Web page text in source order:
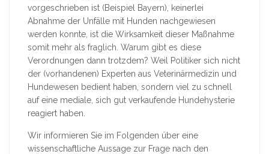
vorgeschrieben ist (Beispiel Bayern), keinerlei
Abnahme der Unfälle mit Hunden nachgewiesen
werden konnte, ist die Wirksamkeit dieser Maßnahme
somit mehr als fraglich. Warum gibt es diese
Verordnungen dann trotzdem? Weil Politiker sich nicht
der (vorhandenen) Experten aus Veterinärmedizin und
Hundewesen bedient haben, sondern viel zu schnell
auf eine mediale, sich gut verkaufende Hundehysterie
reagiert haben.
Wir informieren Sie im Folgenden über eine
wissenschaftliche Aussage zur Frage nach den